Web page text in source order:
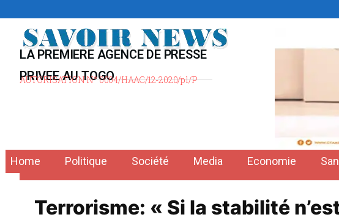
contenu
LA PREMIERE AGENCE DE PRESSE
PRIVEE AU TOGO
AUTORISATION N° 0004/HAAC/12-2020/pl/P
Home Politique Société Media Economie
Terrorisme: « Si la stabilité